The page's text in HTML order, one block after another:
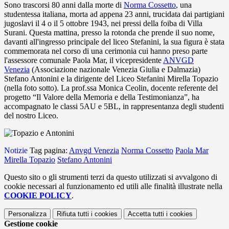
Sono trascorsi 80 anni dalla morte di Norma Cossetto, una
studentessa italiana, morta ad appena 23 anni, trucidata dai partigiani
jugoslavi il 4 o il 5 ottobre 1943, nei pressi della foiba di Villa
Surani. Questa mattina, presso la rotonda che prende il suo nome,
davanti all'ingresso principale del liceo Stefanini, la sua figura è stata
commemorata nel corso di una cerimonia cui hanno preso parte
l'assessore comunale Paola Mar, il vicepresidente ANVGD
Venezia (Associazione nazionale Venezia Giulia e Dalmazia)
Stefano Antonini e la dirigente del Liceo Stefanini Mirella Topazio
(nella foto sotto). La prof.ssa Monica Ceolin, docente referente del
progetto “Il Valore della Memoria e della Testimonianza”, ha
accompagnato le classi 5AU e 5BL, in rappresentanza degli studenti
del nostro Liceo.
Notizie Tag pagina: Anvgd Venezia Norma Cossetto Paola Mar
Mirella Topazio Stefano Antonini
Questo sito o gli strumenti terzi da questo utilizzati si avvalgono di
cookie necessari al funzionamento ed utili alle finalità illustrate nella
COOKIE POLICY.
Personalizza Rifiuta tutti i cookies Accetta tutti i cookies
Gestione cookie